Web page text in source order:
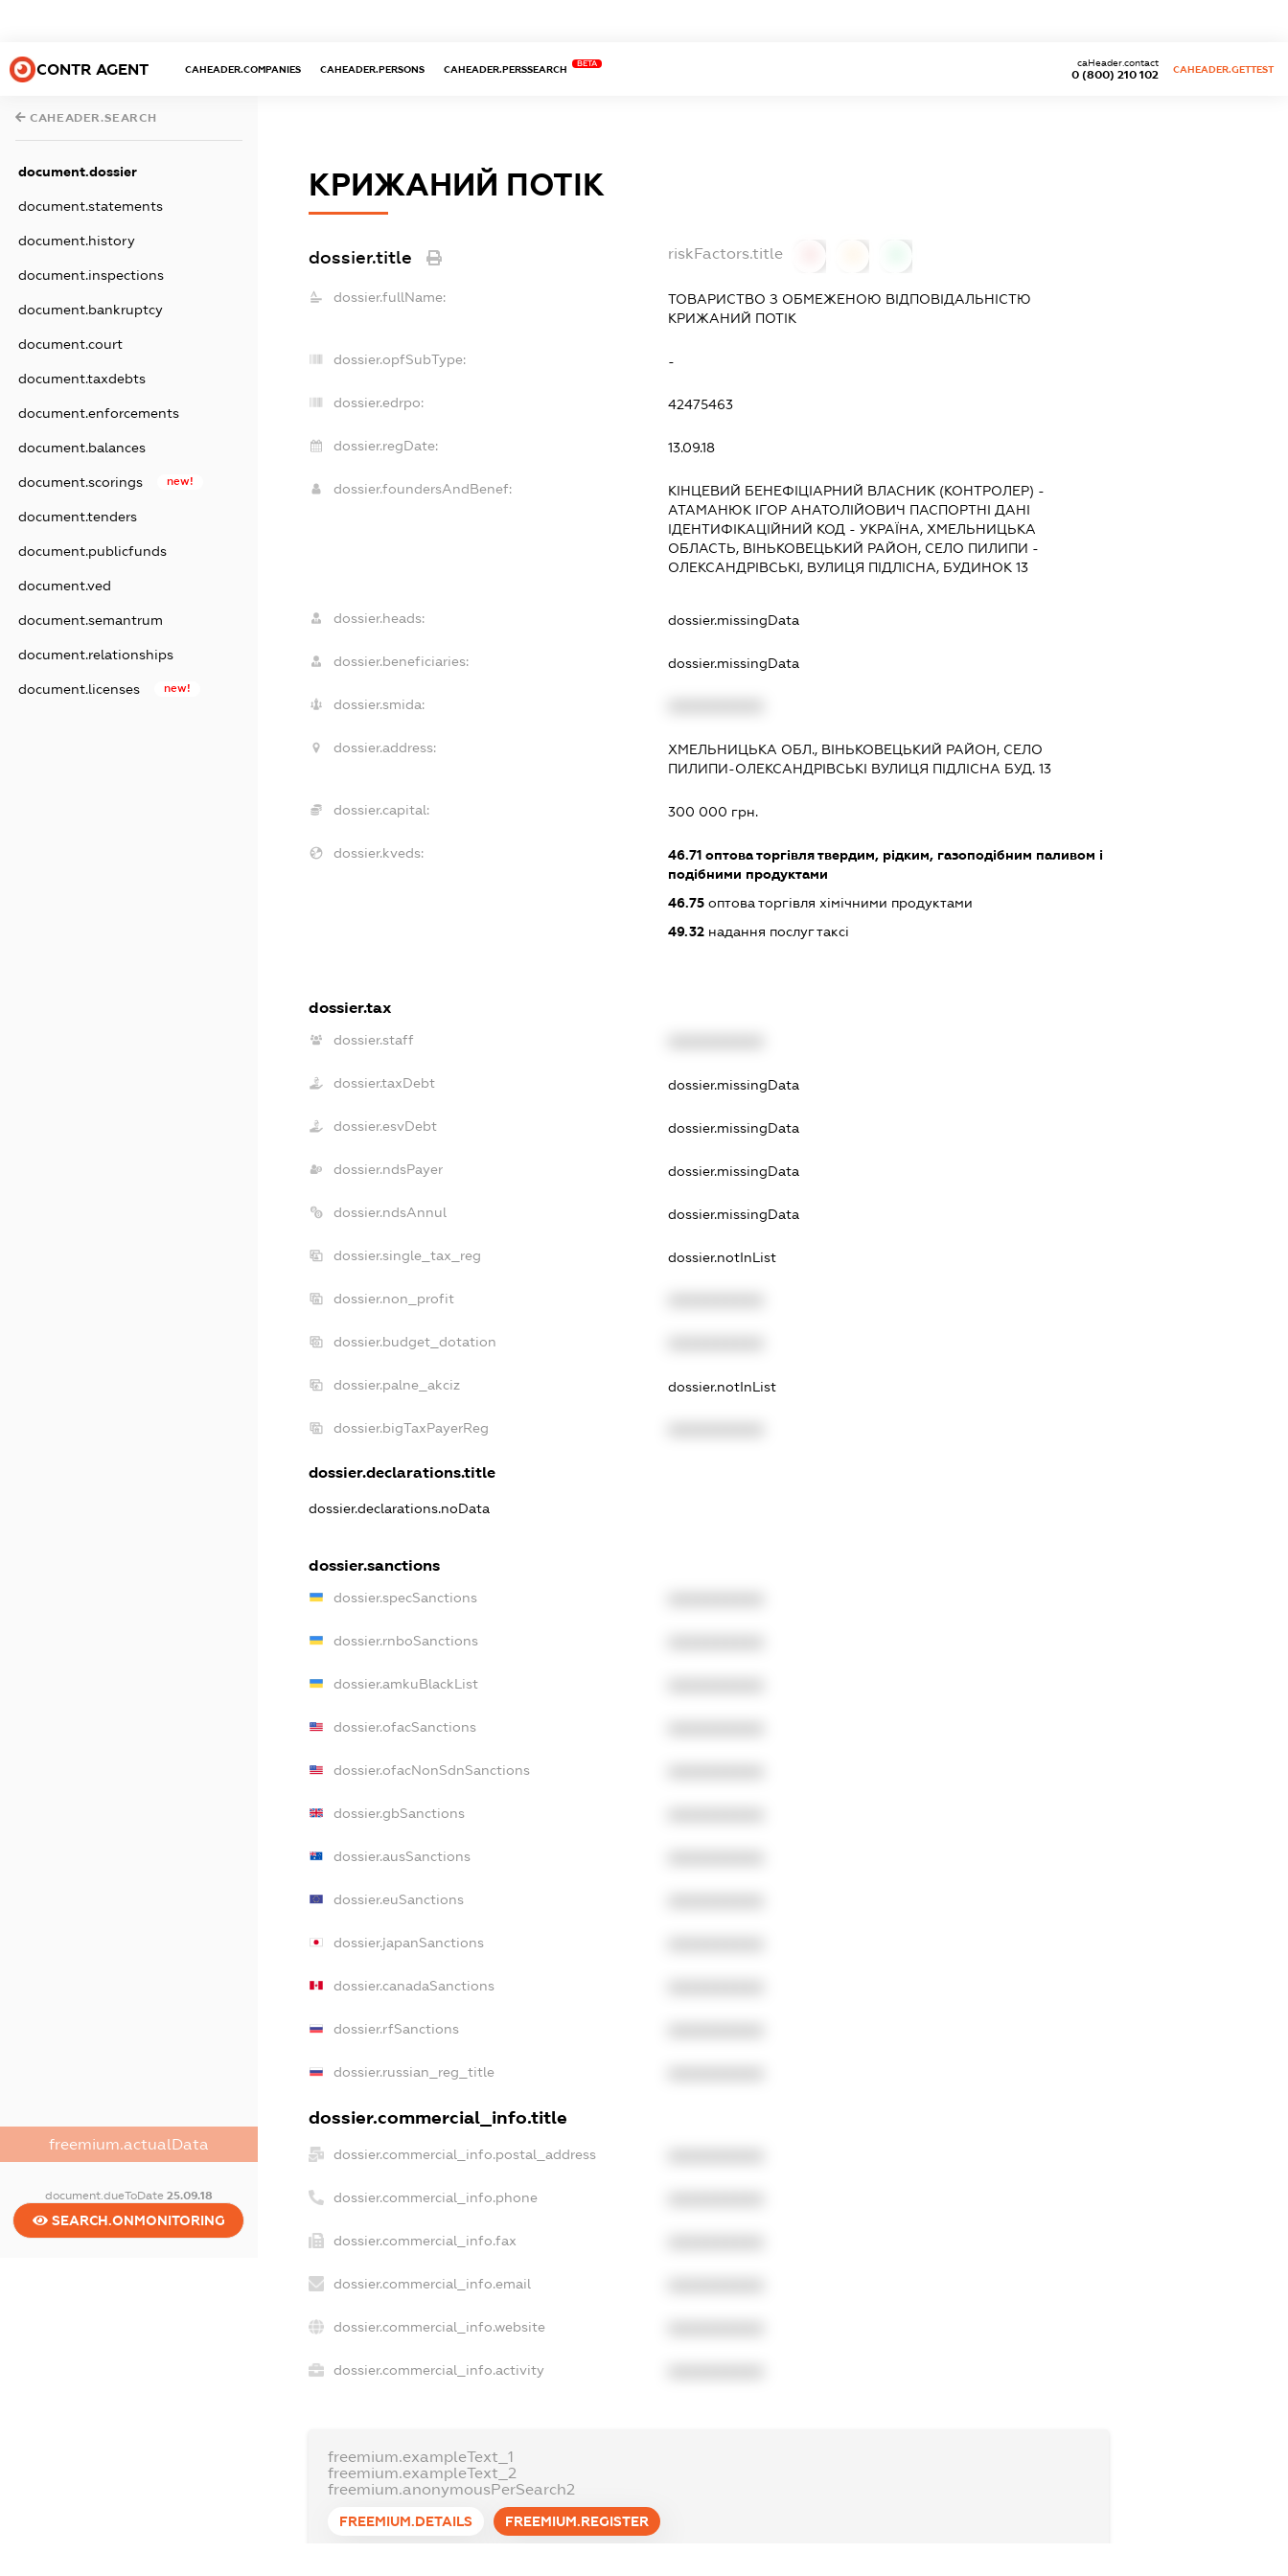
CONTR AGENT CAHEADER.COMPANIES CAHEADER.PERSONS CAHEADER.PERSSEARCH
BETA
0 (800) 210 102
caHeader.contact
CAHEADER.GETTEST
CAHEADER.SEARCH
document.dossier
document.statements
document.history
document.inspections
document.bankruptcy
document.court
document.taxdebts
document.enforcements
document.balances
document.scorings new!
document.tenders
document.publicfunds
document.ved
document.semantrum
document.relationships
document.licenses new!
freemium.actualData
document.dueToDate 25.09.18
SEARCH.ONMONITORING
КРИЖАНИЙ ПОТІК
dossier.title riskFactors.title
dossier.fullName:
ТОВАРИСТВО З ОБМЕЖЕНОЮ ВІДПОВІДАЛЬНІСТЮ
КРИЖАНИЙ ПОТІК
dossier.opfSubType: -
dossier.edrpo: 42475463
dossier.regDate: 13.09.18
dossier.foundersAndBenef:
КІНЦЕВИЙ БЕНЕФІЦІАРНИЙ ВЛАСНИК (КОНТРОЛЕР) -
АТАМАНЮК ІГОР АНАТОЛІЙОВИЧ ПАСПОРТНІ ДАНІ
ІДЕНТИФІКАЦІЙНИЙ КОД - УКРАЇНА, ХМЕЛЬНИЦЬКА
ОБЛАСТЬ, ВІНЬКОВЕЦЬКИЙ РАЙОН, СЕЛО ПИЛИПИ -
ОЛЕКСАНДРІВСЬКІ, ВУЛИЦЯ ПІДЛІСНА, БУДИНОК 13
dossier.heads: dossier.missingData
dossier.beneficiaries: dossier.missingData
dossier.smida:
dossier.address:
ХМЕЛЬНИЦЬКА ОБЛ., ВІНЬКОВЕЦЬКИЙ РАЙОН, СЕЛО
ПИЛИПИ-ОЛЕКСАНДРІВСЬКІ ВУЛИЦЯ ПІДЛІСНА БУД. 13
dossier.capital: 300 000 грн.
dossier.kveds: 46.71 оптова торгівля твердим, рідким, газоподібним паливом і
подібними продуктами
46.75 оптова торгівля хімічними продуктами
49.32 надання послуг таксі
dossier.tax
dossier.staff
dossier.taxDebt dossier.missingData
dossier.esvDebt dossier.missingData
dossier.ndsPayer dossier.missingData
dossier.ndsAnnul dossier.missingData
dossier.single_tax_reg dossier.notInList
dossier.non_profit
dossier.budget_dotation
dossier.palne_akciz dossier.notInList
dossier.bigTaxPayerReg
dossier.declarations.title
dossier.declarations.noData
dossier.sanctions
dossier.specSanctions
dossier.rnboSanctions
dossier.amkuBlackList
dossier.ofacSanctions
dossier.ofacNonSdnSanctions
dossier.gbSanctions
dossier.ausSanctions
dossier.euSanctions
dossier.japanSanctions
dossier.canadaSanctions
dossier.rfSanctions
dossier.russian_reg_title
dossier.commercial_info.title
dossier.commercial_info.postal_address
dossier.commercial_info.phone
dossier.commercial_info.fax
dossier.commercial_info.email
dossier.commercial_info.website
dossier.commercial_info.activity
freemium.exampleText_1
freemium.exampleText_2
freemium.anonymousPerSearch2
FREEMIUM.DETAILS FREEMIUM.REGISTER